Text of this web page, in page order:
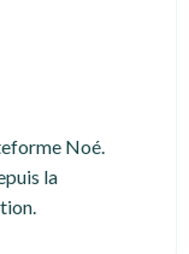
Noé.
la